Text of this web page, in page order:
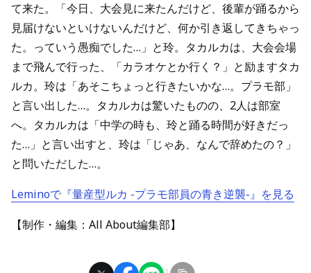
て来た。「今日、大会見に来たんだけど、後輩が踊るから
見届けないといけないんだけど、何か引き返してきちゃっ
た。っていう愚痴でした…」と玲。タカルカは、大会会場
まで飛んで行った、「カラオケとか行く？」と励ますタカ
ルカ。玲は「あそこちょっと行きたいかな…。プラモ部」
と言い出した…。タカルカは驚いたものの、2人は部室
へ。タカルカは「中学の時も、玲と踊る時間が好きだっ
た…」と言い出すと、玲は「じゃあ、なんで辞めたの？」
と問いただした…。
Leminoで『量産型ルカ -プラモ部員の青き逆襲-』を見る
【制作・編集：All About編集部】